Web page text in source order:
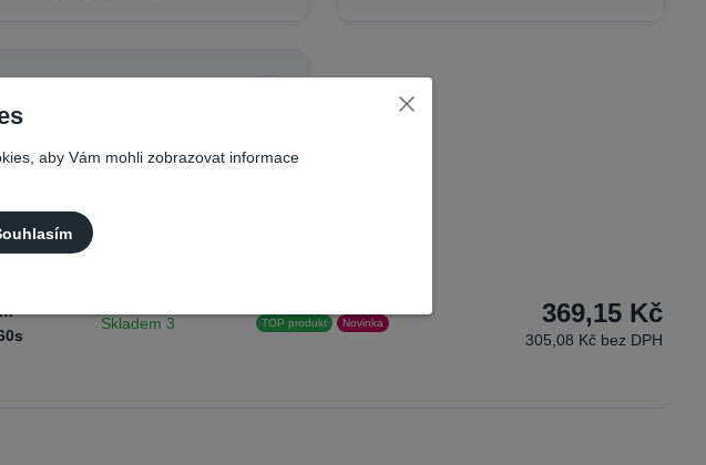
Skladem 3 TOP produkt Novinka 369,15 Kč
305,08 Kč bez DPH
aby Vám mohli zobrazovat informace